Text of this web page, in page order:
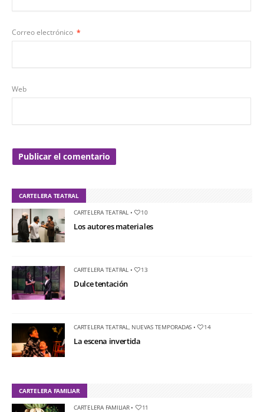
Correo electrónico *
Web
CARTELERA TEATRAL
CARTELERA TEATRAL• 10
Los autores materiales
CARTELERA TEATRAL• 13
Dulce tentación
CARTELERA TEATRAL, NUEVAS TEMPORADAS • 14
La escena invertida
CARTELERA FAMILIAR
CARTELERA FAMILIAR• 11